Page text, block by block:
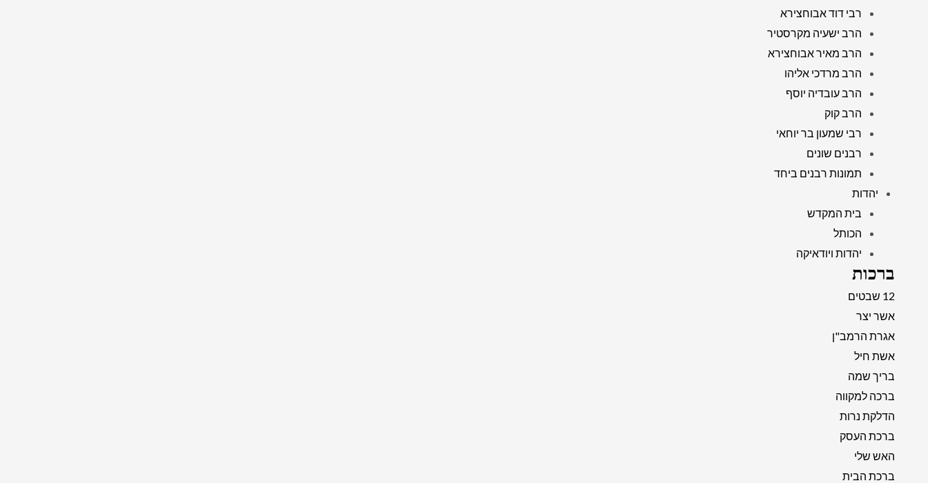
רבי דוד אבוחצירא
הרב ישעיה מקרסטיר
הרב מאיר אבוחצירא
הרב מרדכי אליהו
הרב עובדיה יוסף
הרב קוק
רבי שמעון בר יוחאי
רבנים שונים
תמונות רבנים ביחד
יהדות
בית המקדש
הכותל
יהדות ויודאיקה
ברכות
12 שבטים
אשר יצר
אגרת הרמב"ן
אשת חיל
בריך שמה
ברכה למקווה
הדלקת נרות
ברכת העסק
האש שלי
ברכת הבית